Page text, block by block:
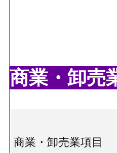
商業・卸売
商業・卸売業項目